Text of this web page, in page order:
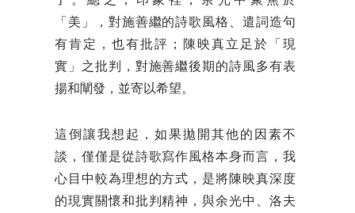
「美」，對施善繼的詩歌風格、遣詞造句
有肯定，也有批評；陳映真立足於「現
實」之批判，對施善繼後期的詩風多有表
揚和闡發，並寄以希望。
這倒讓我想起，如果拋開其他的因素不
談，僅僅是從詩歌寫作風格本身而言，我
心目中較為理想的方式，是將陳映真深度
的現實關懷和批判精神，與余光中、洛夫